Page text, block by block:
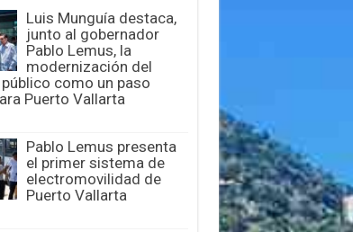
Luis Munguía destaca,
junto al gobernador
Pablo Lemus, la
modernización del
como un paso
Puerto Vallarta
Pablo Lemus presenta
el primer sistema de
electromovilidad de
Puerto Vallarta